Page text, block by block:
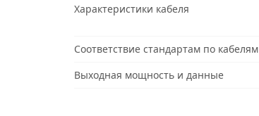
Характеристики кабеля
Соответствие стандартам по кабелям
Выходная мощность и данные